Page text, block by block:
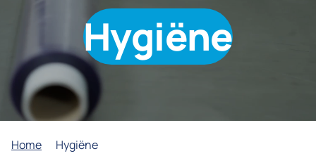
Hygiëne
Home Hygiëne